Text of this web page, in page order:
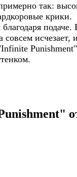
так:
крики.
подаче.
исчезает,